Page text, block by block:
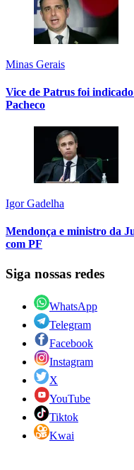
Minas Gerais
Vice de Patrus foi
Pacheco
Igor Gadelha
Mendonça e ministro da
com PF
Siga nossas redes
WhatsApp
Telegram
Facebook
Instagram
X
YouTube
Tiktok
Kwai